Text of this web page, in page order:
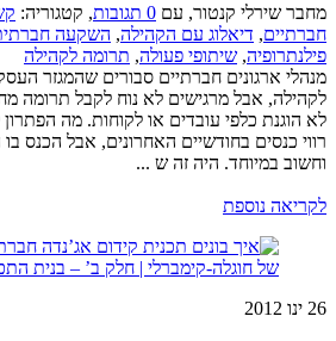
מחבר שירלי קנטור, עם 0 תגובות , קטגוריה:
חברתיים, דיאלוג עם הקהילה, השקעה
פילנתרופיה, שיתופי פעולה, תרומה לקהילה
מנהלי ארגונים חברתיים סבורים שהמגזר
לקהילה, אבל מרגישים לא נוח לקבל תרומה
לא הוגנת כלפי עובדים או לקוחות. מה הפתרון
רווי כנסים בחודשיים האחרונים, אבל הכנס
וחשוב במיוחד. היה זה ש ...
לקריאה נוספת
26 ינו 2012